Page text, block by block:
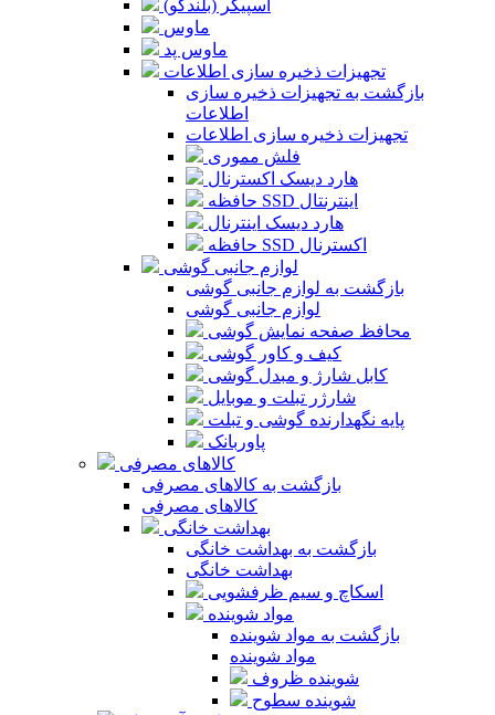
اسپیکر (بلندگو)
ماوس
ماوس پد
تجهیزات ذخیره سازی اطلاعات
بازگشت به تجهیزات ذخیره سازی
اطلاعات
تجهیزات ذخیره سازی اطلاعات
فلش مموری
هارد دیسک اکسترنال
حافظه SSD اینترنتال
هارد دیسک اینترنال
حافظه SSD اکسترنال
لوازم جانبی گوشی
بازگشت به لوازم جانبی گوشی
لوازم جانبی گوشی
محافظ صفحه نمایش گوشی
کیف و کاور گوشی
کابل شارژ و مبدل گوشی
شارژر تبلت و موبایل
پایه نگهدارنده گوشی و تبلت
پاوربانک
کالاهای مصرفی
بازگشت به کالاهای مصرفی
کالاهای مصرفی
بهداشت خانگی
بازگشت به بهداشت خانگی
بهداشت خانگی
اسکاچ و سیم ظرفشویی
مواد شوینده
بازگشت به مواد شوینده
مواد شوینده
شوینده ظروف
شوینده سطوح